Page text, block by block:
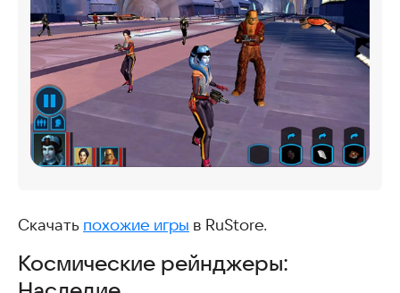
Скачать похожие игры в RuStore.
Космические рейнджеры: